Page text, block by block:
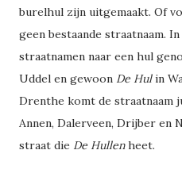
burelhul zijn uitgemaakt. Of
geen bestaande straatnaam.
straatnamen naar een hul
Uddel en gewoon De Hulin
Drenthe komt de straatnaam
Annen, Dalerveen, Drijber en
straat die De Hullenheet.